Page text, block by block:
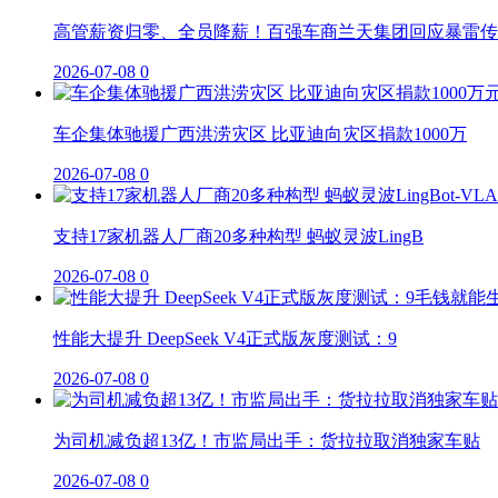
高管薪资归零、全员降薪！百强车商兰天集团回应暴雷
2026-07-08 0
车企集体驰援广西洪涝灾区 比亚迪向灾区捐款1000万
2026-07-08 0
支持17家机器人厂商20多种构型 蚂蚁灵波LingB
2026-07-08 0
性能大提升 DeepSeek V4正式版灰度测试：9
2026-07-08 0
为司机减负超13亿！市监局出手：货拉拉取消独家车贴
2026-07-08 0